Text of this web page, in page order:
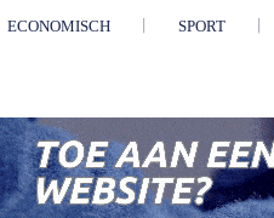
ECONOMISCH SPORT